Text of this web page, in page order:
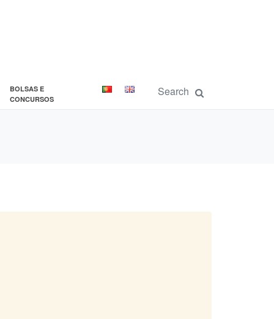
BOLSAS E
CONCURSOS